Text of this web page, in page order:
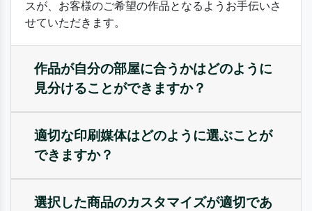
スが、お客様のご希望の作品となるようお手伝いさ
せていただきます。
作品が自分の部屋に合うかはどのように
見分けることができますか？
適切な印刷媒体はどのように選ぶことが
できますか？
選択した商品のカスタマイズが適切であ